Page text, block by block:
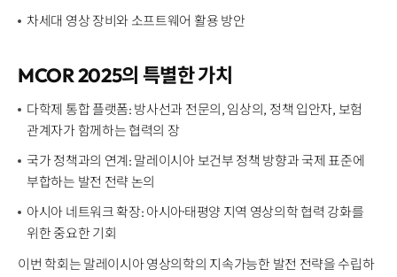
차세대 영상 장비와 소프트웨어 활용 방안
MCOR 2025의 특별한 가치
다학제 통합 플랫폼: 방사선과 전문의, 임상의, 정책 입안자, 보험
관계자가 함께하는 협력의 장
국가 정책과의 연계: 말레이시아 보건부 정책 방향과 국제 표준에
부합하는 발전 전략 논의
아시아 네트워크 확장: 아시아·태평양 지역 영상의학 협력 강화를
위한 중요한 기회
이번 학회는 말레이시아 영상의학의 지속가능한 발전 전략을 수립하